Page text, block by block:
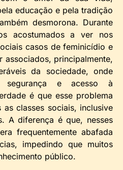
educação e pela tradição
desmorona. Durante
acostumados a ver nos
casos de feminicídio e
associados, principalmente,
da sociedade, onde
segurança e acesso à
é que esse problema
classes sociais, inclusive
A diferença é que, nesses
frequentemente abafada
impedindo que muitos
público.